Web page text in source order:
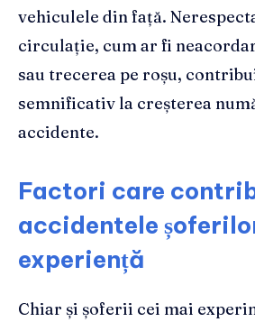
vehiculele din față.
circulație, cum ar fi
sau trecerea pe roșu,
semnificativ la creșterea
accidente.
Factori care
accidentele
experiență
Chiar și șoferii cei mai